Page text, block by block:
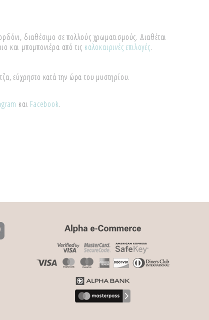
διαθέσιμο σε πολλούς χρωματισμούς. Διαθέται
και μπομπονιέρα από τις καλοκαιρινές επιλογές.
εύχρηστο κατά την ώρα του μυστηρίου.
και Facebook.